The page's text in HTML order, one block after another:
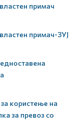
примач
примач-ЗУЈ
користење на
за превоз со